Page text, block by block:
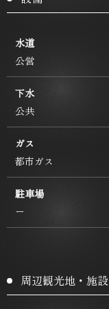
水道
公営
下水
公共
ガス
都市ガス
駐車場
ー
周辺観光地・施設